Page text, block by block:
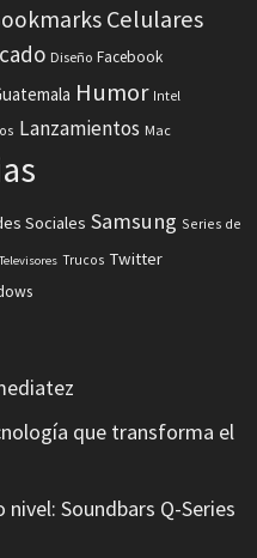
Celulares
Diseño Facebook
Humor Intel
Lanzamientos Mac
Sociales Samsung Series de
Televisores Trucos Twitter
que transforma el
Soundbars Q-Series